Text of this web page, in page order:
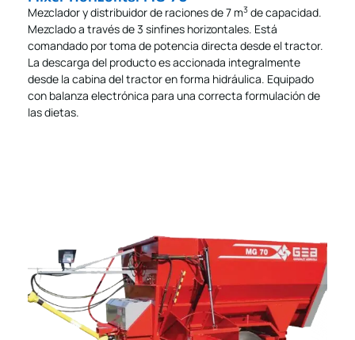
Mezclador y distribuidor de raciones de 7 m3 de capacidad.
Mezclado a través de 3 sinfines horizontales. Está
comandado por toma de potencia directa desde el tractor.
La descarga del producto es accionada integralmente
desde la cabina del tractor en forma hidráulica. Equipado
con balanza electrónica para una correcta formulación de
las dietas.